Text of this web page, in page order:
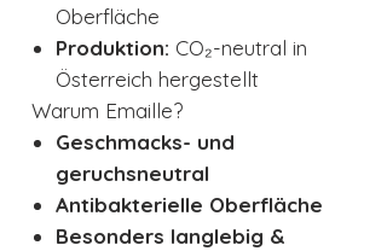
Oberfläche
Produktion: CO₂-neutral in
Österreich hergestellt
Warum Emaille?
Geschmacks- und
geruchsneutral
Antibakterielle Oberfläche
Besonders langlebig &